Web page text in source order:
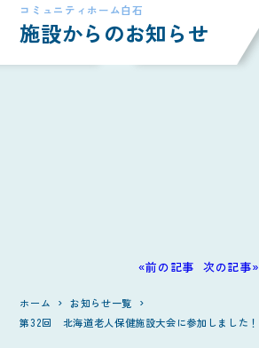
コミュニティホーム白石
施設からのお知らせ
«前の記事 次の記事»
ホーム
お知らせ一覧
第32回 北海道老人保健施設大会に参加しました！